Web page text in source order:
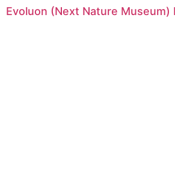
Evoluon (Next Nature Museum)